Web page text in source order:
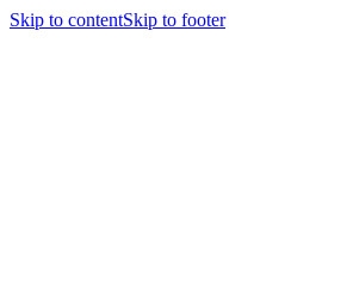
Skip to contentSkip to footer